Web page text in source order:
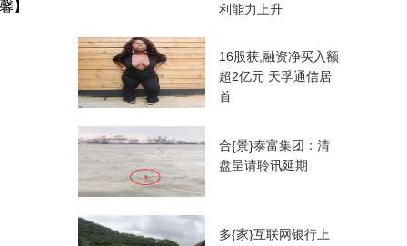
】
利能力上升
16股获,融资净买入额
超2亿元 天孚通信居
首
合{景}泰富集团：清
盘呈请聆讯延期
多{家}互联网银行上